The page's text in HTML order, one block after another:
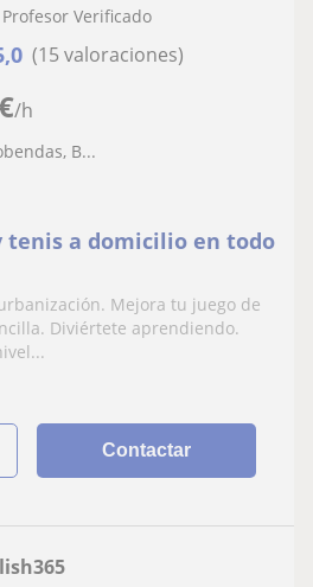
/h
Profesor Verificado
(15 valoraciones)
B...
tenis a domicilio en todo
Mejora tu juego de
Diviértete aprendiendo.
Contactar